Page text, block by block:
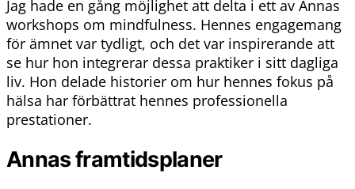
Jag hade en gång möjlighet att delta i ett av Annas
workshops om mindfulness. Hennes engagemang
för ämnet var tydligt, och det var inspirerande att
se hur hon integrerar dessa praktiker i sitt dagliga
liv. Hon delade historier om hur hennes fokus på
hälsa har förbättrat hennes professionella
prestationer.
Annas framtidsplaner